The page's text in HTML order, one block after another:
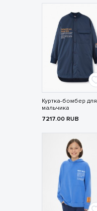
Куртка-бомбер для
мальчика
7217.00 RUB